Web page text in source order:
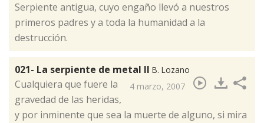
Serpiente antigua, cuyo engaño llevó a nuestros
primeros padres y a toda la humanidad a la
destrucción.
021- La serpiente de metal II B. Lozano
4 marzo, 2007
​Cualquiera que fuere la
gravedad de las heridas,
y por inminente que sea la muerte de alguno, si mira